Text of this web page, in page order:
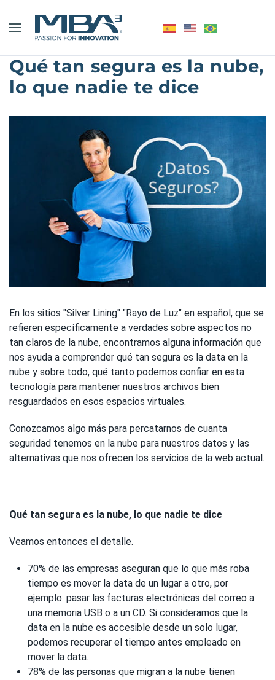
Qué tan segura es la nube,
lo que nadie te dice
En los sitios "Silver Lining" "Rayo de Luz" en español, que se
refieren específicamente a verdades sobre aspectos no
tan claros de la nube, encontramos alguna información que
nos ayuda a comprender qué tan segura es la data en la
nube y sobre todo, qué tanto podemos confiar en esta
tecnología para mantener nuestros archivos bien
resguardados en esos espacios virtuales.
Conozcamos algo más para percatarnos de cuanta
seguridad tenemos en la nube para nuestros datos y las
alternativas que nos ofrecen los servicios de la web actual.
Qué tan segura es la nube, lo que nadie te dice
Veamos entonces el detalle.
70% de las empresas aseguran que lo que más roba
tiempo es mover la data de un lugar a otro, por
ejemplo: pasar las facturas electrónicas del correo a
una memoria USB o a un CD. Si consideramos que la
data en la nube es accesible desde un solo lugar,
podemos recuperar el tiempo antes empleado en
mover la data.
78% de las personas que migran a la nube tienen